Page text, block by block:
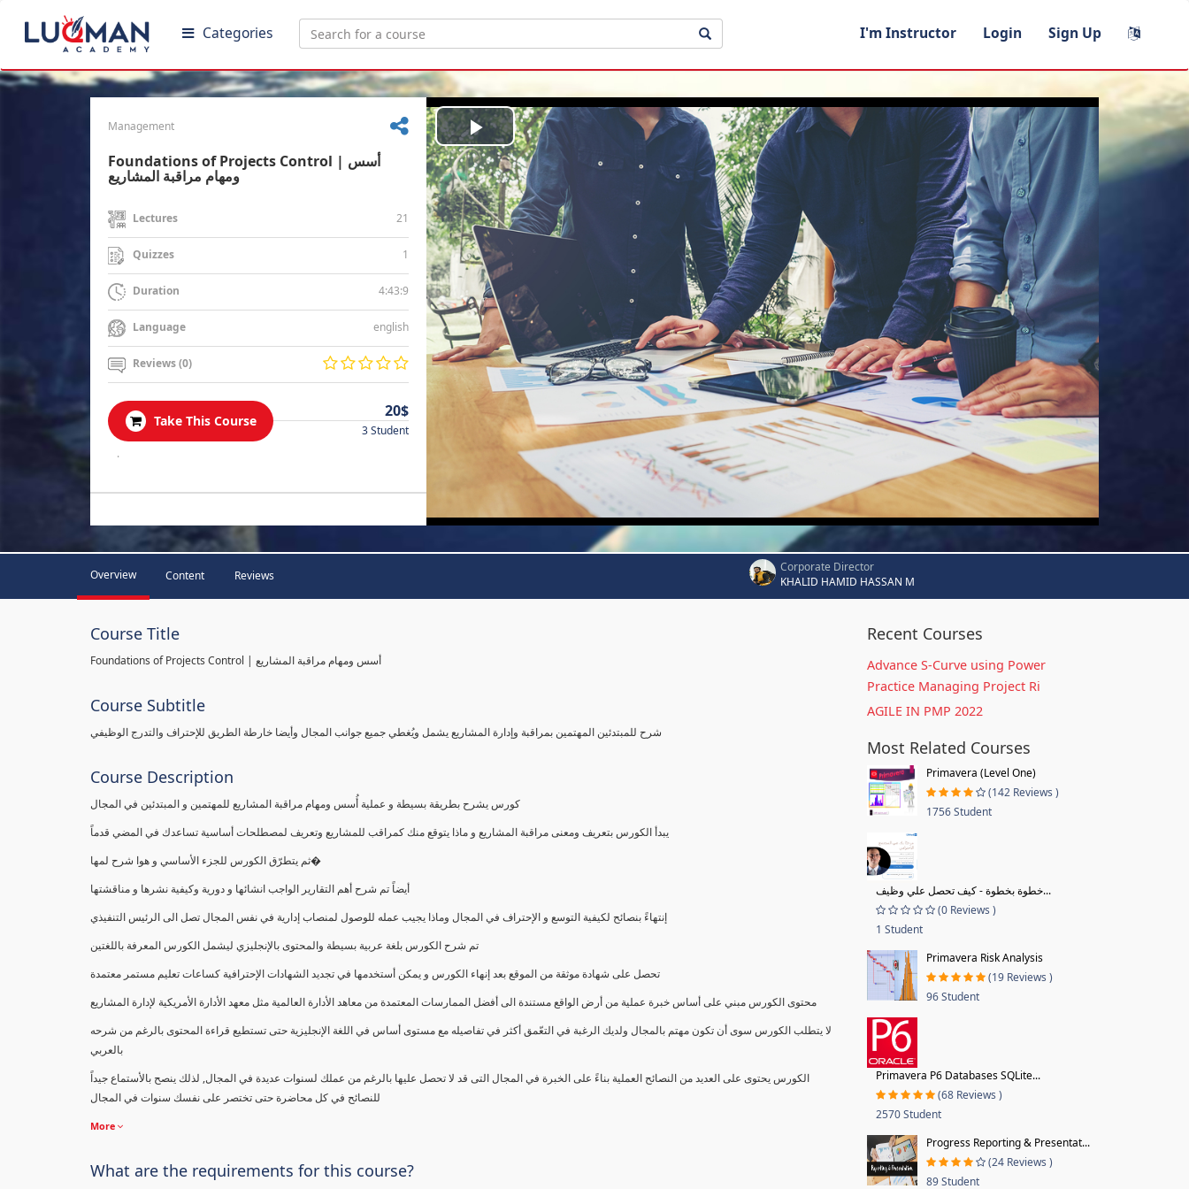
Categories I'm Instructor Login Sign Up
Management
Foundations of Projects Control | أسس
ومهام مراقبة المشاريع
Lectures 21
Quizzes 1
Duration 4:43:9
Language english
Reviews (0)
Take This Course
20$
3 Student
.
Play
Video
Overview Content Reviews
Corporate Director
KHALID HAMID HASSAN M
Course Title
Foundations of Projects Control | أسس ومهام مراقبة المشاريع
Course Subtitle
شرح للمبتدئين المهتمين بمراقبة وإدارة المشاريع يشمل ويُغطي جميع جوانب المجال وأيضا خارطة الطريق للإحتراف والتدرج الوظيفي
Course Description
كورس يشرح بطريقة بسيطة و عملية أُسس ومهام مراقبة المشاريع للمهتمين و المبتدئين في المجال
يبدأ الكورس بتعريف ومعنى مراقبة المشاريع و ماذا يتوقع منك كمراقب للمشاريع وتعريف لمصطلحات أساسية تساعدك في المضي قدماً
ثم يتطرّق الكورس للجزء الأساسي و هوا شرح لمها�
أيضاً تم شرح أهم التقارير الواجب انشائها و دورية وكيفية نشرها و مناقشتها
إنتهاءً بنصائح لكيفية التوسع و الإحتراف في المجال وماذا يجيب عمله للوصول لمنصاب إدارية في نفس المجال تصل الى الرئيس التنفيذي
تم شرح الكورس بلغة عربية بسيطة والمحتوى بالإنجليزي ليشمل الكورس المعرفة باللغتين
تحصل على شهادة موثقة من الموقع بعد إنهاء الكورس و يمكن أستخدمها في تجديد الشهادات الإحترافية كساعات تعليم مستمر معتمدة
محتوى الكورس مبني على أساس خبرة عملية من أرض الواقع مستندة الى أفضل الممارسات المعتمدة من معاهد الأدارة العالمية مثل معهد الأدارة الأمريكية لإدارة المشاريع
لا يتطلب الكورس سوى أن تكون مهتم بالمجال ولديك الرغبة في التعّمق أكثر في تفاصيله مع مستوى أساس في اللغة الإنجليزية حتى تستطيع قراءة المحتوى بالرغم من شرحه
بالعربي
الكورس يحتوى على العديد من النصائح العملية بناءً على الخبرة في المجال التى قد لا تحصل عليها بالرغم من عملك لسنوات عديدة في المجال, لذلك ينصح بالأستماع جيداً
للنصائح في كل محاضرة حتى تختصر على نفسك سنوات في المجال
More
What are the requirements for this course?
Recent Courses
Advance S-Curve using Power
Practice Managing Project Ri
AGILE IN PMP 2022
Most Related Courses
Primavera (Level One)
(142 Reviews )
1756 Student
خطوة بخطوة - كيف تحصل علي وظيف...
(0 Reviews )
1 Student
Primavera Risk Analysis
(19 Reviews )
96 Student
Primavera P6 Databases SQLite...
(68 Reviews )
2570 Student
Progress Reporting & Presentat...
(24 Reviews )
89 Student